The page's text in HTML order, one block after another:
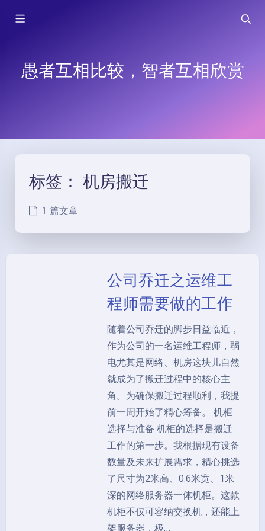
愚者互相比较，智者互相欣赏
标签： 机房搬迁
1 篇文章
公司乔迁之运维工
程师需要做的工作
随着公司乔迁的脚步日益临近，
作为公司的一名运维工程师，弱
电尤其是网络、机房这块儿自然
就成为了搬迁过程中的核心主
角。为确保搬迁过程顺利，我提
前一周开始了精心筹备。 机柜
选择与准备 机柜的选择是搬迁
工作的第一步。我根据现有设备
数量及未来扩展需求，精心挑选
了尺寸为2米高、0.6米宽、1米
深的网络服务器一体机柜。这款
机柜不仅可容纳交换机，还能上
架服务器，极…